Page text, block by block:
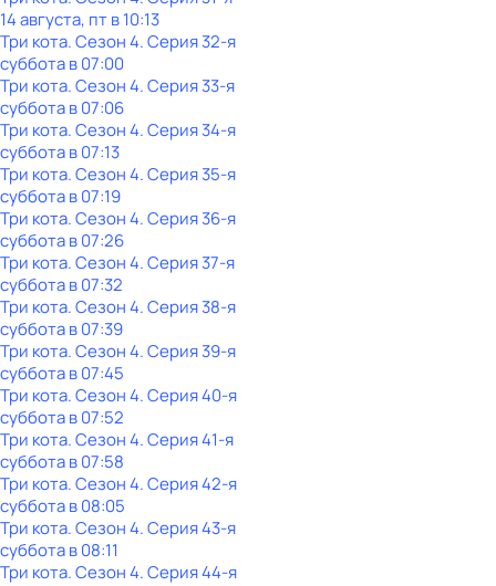
14 августа, пт в 10:13
Три кота. Сезон 4. Серия 32-я
субботав07:00
Три кота. Сезон 4. Серия 33-я
субботав07:06
Три кота. Сезон 4. Серия 34-я
субботав07:13
Три кота. Сезон 4. Серия 35-я
субботав07:19
Три кота. Сезон 4. Серия 36-я
субботав07:26
Три кота. Сезон 4. Серия 37-я
субботав07:32
Три кота. Сезон 4. Серия 38-я
субботав07:39
Три кота. Сезон 4. Серия 39-я
субботав07:45
Три кота. Сезон 4. Серия 40-я
субботав07:52
Три кота. Сезон 4. Серия 41-я
субботав07:58
Три кота. Сезон 4. Серия 42-я
субботав08:05
Три кота. Сезон 4. Серия 43-я
субботав08:11
Три кота. Сезон 4. Серия 44-я